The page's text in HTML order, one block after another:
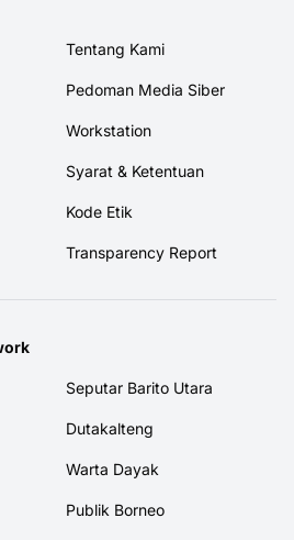
Tentang Kami
Pedoman Media Siber
Workstation
Syarat & Ketentuan
Kode Etik
Transparency Report
Seputar Barito Utara
Dutakalteng
Warta Dayak
Publik Borneo